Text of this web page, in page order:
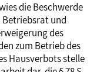
die Beschwerde
Betriebsrat und
des
zum Betrieb des
Hausverbots stelle